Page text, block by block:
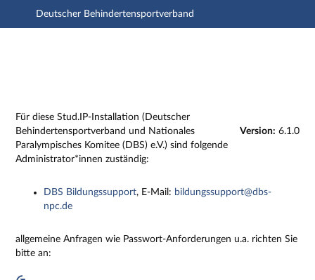
Hauptnavigation
Deutscher Behindertensportverband
Version: 6.1.0
Für diese Stud.IP-Installation (Deutscher
Behindertensportverband und Nationales
Paralympisches Komitee (DBS) e.V.) sind folgende
Administrator*innen zuständig:
DBS Bildungssupport, E-Mail: bildungssupport@dbs-
npc.de
allgemeine Anfragen wie Passwort-Anforderungen u.a. richten Sie
bitte an: